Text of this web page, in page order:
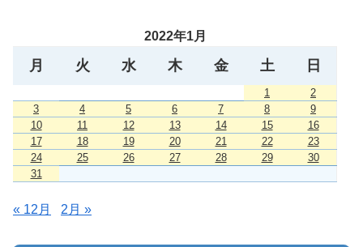
2022年1月
月 火 水 木 金 土 日
1
2
3
4 5 6 7 8
9
10
11 12 13 14 15
16
17
18 19 20 21 22
23
24
25 26 27 28 29
30
31
« 12月 2月 »